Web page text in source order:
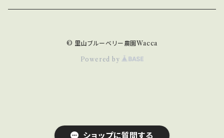
ショップに質問する
© 里山ブルーベリー農園Wacca
Powered by